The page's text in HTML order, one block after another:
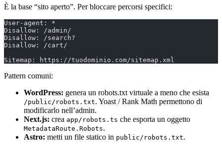
È la base “sito aperto”. Per bloccare percorsi specifici:
User-agent: *
Disallow: /admin/
Disallow: /search?
Disallow: /cart/
Sitemap: https://tuodominio.com/sitemap.xml
Pattern comuni:
WordPress: genera un robots.txt virtuale a meno che esista
/public/robots.txt. Yoast / Rank Math permettono di
modificarlo nell’admin.
Next.js: crea app/robots.ts che esporta un oggetto
MetadataRoute.Robots.
Astro: metti un file statico in public/robots.txt.